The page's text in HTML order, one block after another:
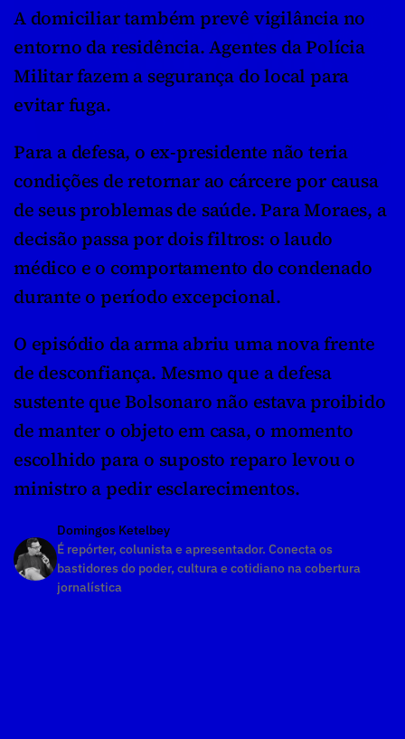
A domiciliar também prevê vigilância no
entorno da residência. Agentes da Polícia
Militar fazem a segurança do local para
evitar fuga.
Para a defesa, o ex-presidente não teria
condições de retornar ao cárcere por causa
de seus problemas de saúde. Para Moraes, a
decisão passa por dois filtros: o laudo
médico e o comportamento do condenado
durante o período excepcional.
O episódio da arma abriu uma nova frente
de desconfiança. Mesmo que a defesa
sustente que Bolsonaro não estava proibido
de manter o objeto em casa, o momento
escolhido para o suposto reparo levou o
ministro a pedir esclarecimentos.
Domingos Ketelbey
É repórter, colunista e apresentador. Conecta os
bastidores do poder, cultura e cotidiano na cobertura
jornalística